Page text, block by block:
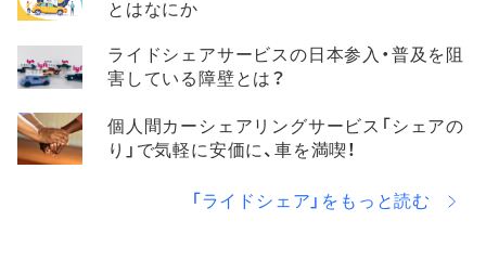
とはなにか
ライドシェアサービスの日本参入・普及を阻
害している障壁とは？
個人間カーシェアリングサービス「シェアの
り」で気軽に安価に、車を満喫！
「ライドシェア」をもっと読む